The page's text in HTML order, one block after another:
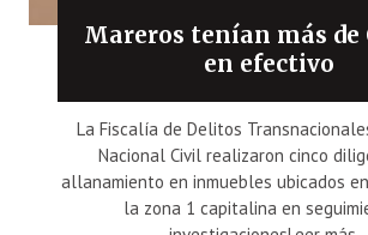
Mareros tenían más de
en efectivo
La Fiscalía de Delitos
Nacional Civil realizaron cinco
allanamiento en inmuebles ubicados
la zona 1 capitalina en